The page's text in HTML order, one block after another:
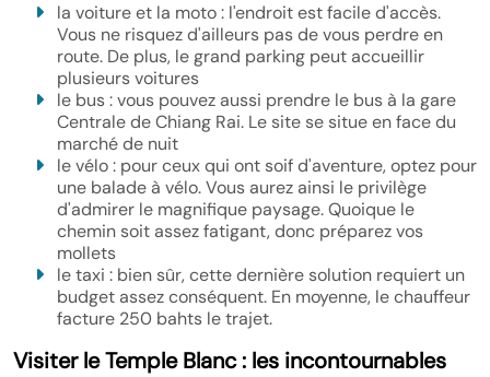
la voiture et la moto : l'endroit est facile d'accès.
Vous ne risquez d'ailleurs pas de vous perdre en
route. De plus, le grand parking peut accueillir
plusieurs voitures
le bus : vous pouvez aussi prendre le bus à la gare
Centrale de Chiang Rai. Le site se situe en face du
marché de nuit
le vélo : pour ceux qui ont soif d'aventure, optez pour
une balade à vélo. Vous aurez ainsi le privilège
d'admirer le magnifique paysage. Quoique le
chemin soit assez fatigant, donc préparez vos
mollets
le taxi : bien sûr, cette dernière solution requiert un
budget assez conséquent. En moyenne, le chauffeur
facture 250 bahts le trajet.
Visiter le Temple Blanc : les incontournables